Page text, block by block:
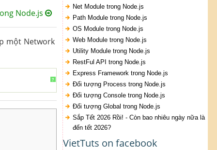
Node.js
một Network
?
Net Module trong Node.js
Path Module trong Node.js
OS Module trong Node.js
Web Module trong Node.js
Utility Module trong Node.js
RestFul API trong Node.js
Express Framework trong Node.js
Đối tượng Process trong Node.js
Đối tượng Console trong Node.js
Đối tượng Global trong Node.js
Sắp Tết 2026 Rồi! - Còn bao nhiêu ngày nữa là
đến tết 2026?
VietTuts on facebook